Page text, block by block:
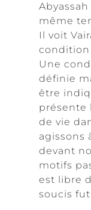
même
Il voit
condition
Une
définie
être
présente
de vie
agissons
devant
motifs
est libre
soucis